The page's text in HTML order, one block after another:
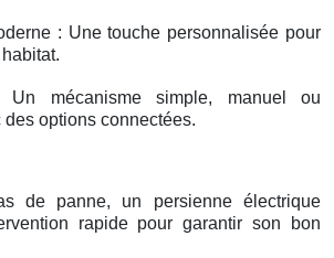
: Une touche personnalisée pour
Un mécanisme simple, manuel ou
des options connectées.
de panne, un persienne électrique
rapide pour garantir son bon